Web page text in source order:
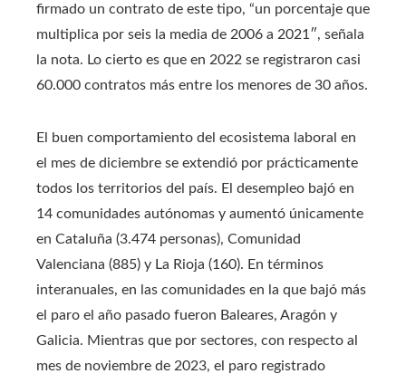
firmado un contrato de este tipo, “un porcentaje que
multiplica por seis la media de 2006 a 2021″, señala
la nota. Lo cierto es que en 2022 se registraron casi
60.000 contratos más entre los menores de 30 años.
El buen comportamiento del ecosistema laboral en
el mes de diciembre se extendió por prácticamente
todos los territorios del país. El desempleo bajó en
14 comunidades autónomas y aumentó únicamente
en Cataluña (3.474 personas), Comunidad
Valenciana (885) y La Rioja (160). En términos
interanuales, en las comunidades en la que bajó más
el paro el año pasado fueron Baleares, Aragón y
Galicia. Mientras que por sectores, con respecto al
mes de noviembre de 2023, el paro registrado